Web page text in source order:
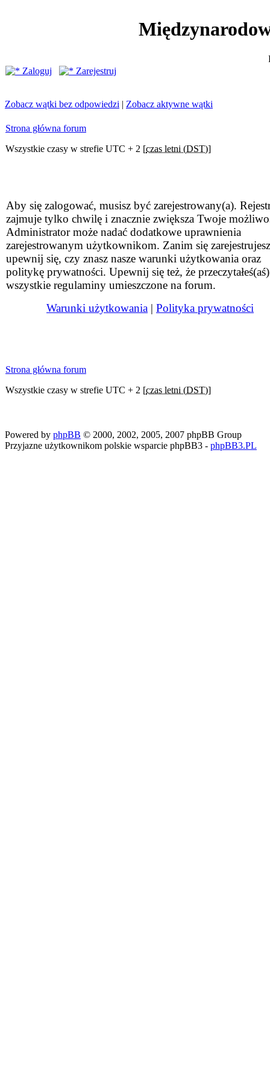
Zaloguj
Zarejestruj
Zobacz wątki bez odpowiedzi | Zobacz aktywne wątki
Strona główna forum
Wszystkie czasy w strefie UTC + 2 [czas letni (DST)]
Aby się zalogować, musisz być zarejestrowany(a).
zajmuje tylko chwilę i znacznie zwiększa Twoje
Administrator może nadać dodatkowe uprawnienia
zarejestrowanym użytkownikom. Zanim się
upewnij się, czy znasz nasze warunki użytkowania oraz
politykę prywatności. Upewnij się też, że przeczytałeś(aś)
wszystkie regulaminy umieszczone na forum.
Warunki użytkowania | Polityka prywatności
Strona główna forum
Wszystkie czasy w strefie UTC + 2 [czas letni (DST)]
Powered by phpBB © 2000, 2002, 2005, 2007 phpBB Group
Przyjazne użytkownikom polskie wsparcie phpBB3 - phpBB3.PL